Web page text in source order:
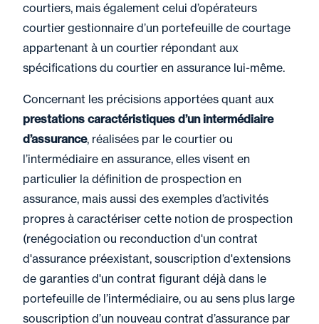
courtiers, mais également celui d’opérateurs
courtier gestionnaire d’un portefeuille de courtage
appartenant à un courtier répondant aux
spécifications du courtier en assurance lui-même.
Concernant les précisions apportées quant aux
prestations caractéristiques d’un intermédiaire
d’assurance, réalisées par le courtier ou
l’intermédiaire en assurance, elles visent en
particulier la définition de prospection en
assurance, mais aussi des exemples d’activités
propres à caractériser cette notion de prospection
(renégociation ou reconduction d'un contrat
d'assurance préexistant, souscription d'extensions
de garanties d'un contrat figurant déjà dans le
portefeuille de l’intermédiaire, ou au sens plus large
souscription d’un nouveau contrat d’assurance par